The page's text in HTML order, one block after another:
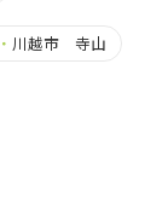
・ 川越市 寺山